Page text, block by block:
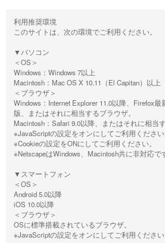
利用推奨環境
このサイトは、次の環境でご利用ください。
▼パソコン
＜OS＞
Windows：Windows 7以上
Macintosh：Mac OS X 10.11（El Capitan）以上
＜ブラウザ＞
Windows：Internet Explorer 11.0以降、Firefox
版、またはそれに相当するブラウザ。
Macintosh：Safari 9.0以降、またはそれに相当
※JavaScriptの設定をオンにしてご利用ください
※Cookieの設定をONにしてご利用ください。
※NetscapeはWindows、Macintosh共に非対応で
▼スマートフォン
＜OS＞
Android 5.0以降
iOS 10.0以降
＜ブラウザ＞
OSに標準搭載されているブラウザ。
※JavaScriptの設定をオンにしてご利用ください